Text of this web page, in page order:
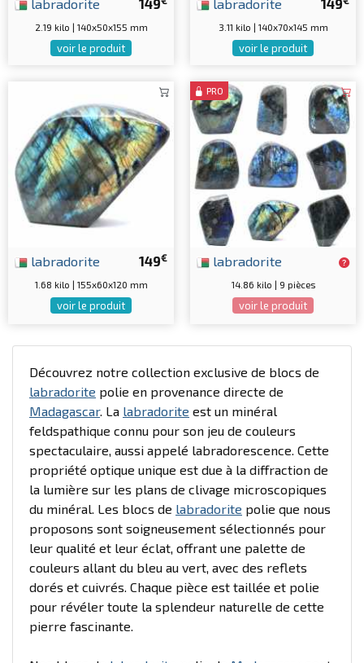
149
labradorite
2.19 kilo | 140x50x155 mm
voir le produit
149
labradorite
3.11 kilo | 140x70x145 mm
voir le produit
149€
labradorite
1.68 kilo | 155x60x120 mm
voir le produit
PRO
labradorite
14.86 kilo | 9 pièces
voir le produit
Découvrez notre collection exclusive de blocs de
labradorite polie en provenance directe de
Madagascar. La labradorite est un minéral
feldspathique connu pour son jeu de couleurs
spectaculaire, aussi appelé labradorescence. Cette
propriété optique unique est due à la diffraction de
la lumière sur les plans de clivage microscopiques
du minéral. Les blocs de labradorite polie que nous
proposons sont soigneusement sélectionnés pour
leur qualité et leur éclat, offrant une palette de
couleurs allant du bleu au vert, avec des reflets
dorés et cuivrés. Chaque pièce est taillée et polie
pour révéler toute la splendeur naturelle de cette
pierre fascinante.